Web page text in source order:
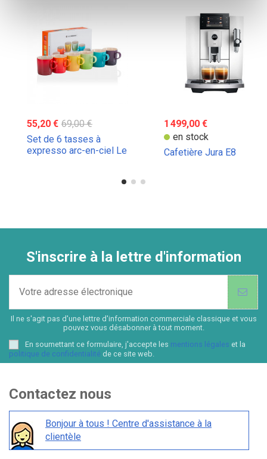
55,20 € 69,00 €
Set de 6 tasses à
expresso arc-en-ciel Le
1 499,00 €
en stock
Cafetière Jura E8
S'inscrire à la lettre d'information
Il ne s'agit pas d'une lettre d'information commerciale classique et vous
pouvez vous désabonner à tout moment.
En soumettant ce formulaire, j'accepte les mentions légales et la
politique de confidentialité de ce site web.
Contactez nous
Bonjour à tous ! Centre d'assistance à la
clientèle